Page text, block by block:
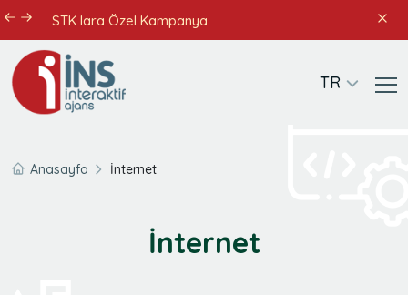
STK lara Özel Kampanya
TR
Anasayfa İnternet
İnternet